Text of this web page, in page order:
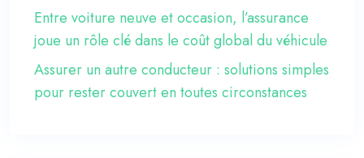
Entre voiture neuve et occasion, l’assurance
joue un rôle clé dans le coût global du véhicule
Assurer un autre conducteur : solutions simples
pour rester couvert en toutes circonstances